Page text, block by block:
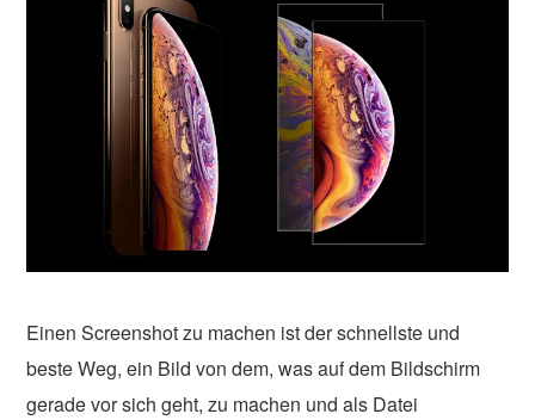
Einen Screenshot zu machen ist der schnellste und
beste Weg, ein Bild von dem, was auf dem Bildschirm
gerade vor sich geht, zu machen und als Datei